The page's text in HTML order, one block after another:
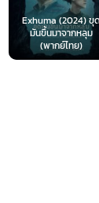
Star Wars: The
Mandalorian and
Grogu (2026) แมน
ดาลอเรี่ยนและโกรกู...